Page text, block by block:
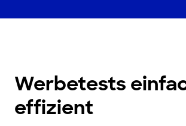
Werbetests
effizient